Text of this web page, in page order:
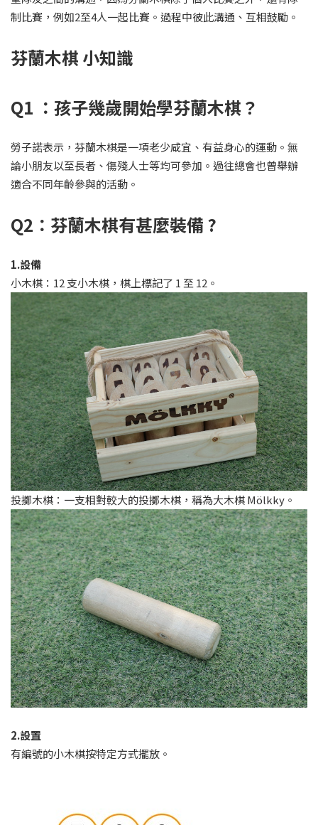
制比賽，例如2至4人一起比賽。過程中彼此溝通、互相鼓勵。
芬蘭木棋 小知識
Q1 ：孩子幾歲開始學芬蘭木棋？
勞子諾表示，芬蘭木棋是一項老少咸宜、有益身心的運動。無
論小朋友以至長者、傷殘人士等均可參加。過往總會也曾舉辦
適合不同年齡參與的活動。
Q2：芬蘭木棋有甚麼裝備 ?
1.設備
小木棋：12 支小木棋，棋上標記了 1 至 12。
投擲木棋：一支相對較大的投擲木棋，稱為大木棋 Mölkky。
2.設置
有編號的小木棋按特定方式擺放。